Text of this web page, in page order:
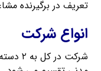
تعریف در برگیرنده
انواع شرکت
شرکت